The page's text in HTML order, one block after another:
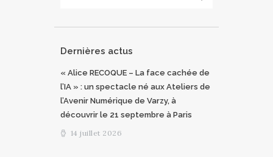
Dernières actus
« Alice RECOQUE – La face cachée de
l’IA » : un spectacle né aux Ateliers de
l’Avenir Numérique de Varzy, à
découvrir le 21 septembre à Paris
14 juillet 2026